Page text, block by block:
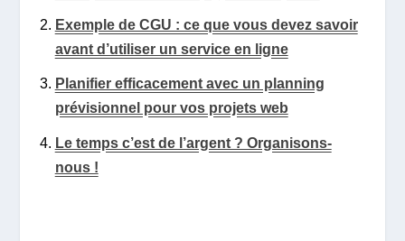
Exemple de CGU : ce que vous devez savoir
avant d’utiliser un service en ligne
Planifier efficacement avec un planning
prévisionnel pour vos projets web
Le temps c’est de l’argent ? Organisons-
nous !